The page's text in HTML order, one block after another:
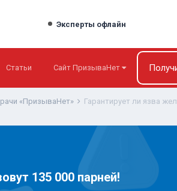
Эксперты офлайн
Статьи Сайт ПризываНет
«ПризываНет» Гарантирует ли язва
135 000 парней!